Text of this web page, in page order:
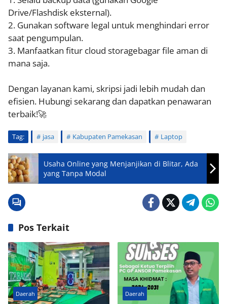
Drive/Flashdisk eksternal).
2. Gunakan software legal untuk menghindari error
saat pengumpulan.
3. Manfaatkan fitur cloud storagebagar file aman di
mana saja.
Dengan layanan kami, skripsi jadi lebih mudah dan
efisien. Hubungi sekarang dan dapatkan penawaran
terbaik!🚀
Tag: jasa Kabupaten Pamekasan Laptop
Usaha Online yang Menjanjikan di Blitar, Ada
yang Tanpa Modal
Pos Terkait
Daerah Daerah